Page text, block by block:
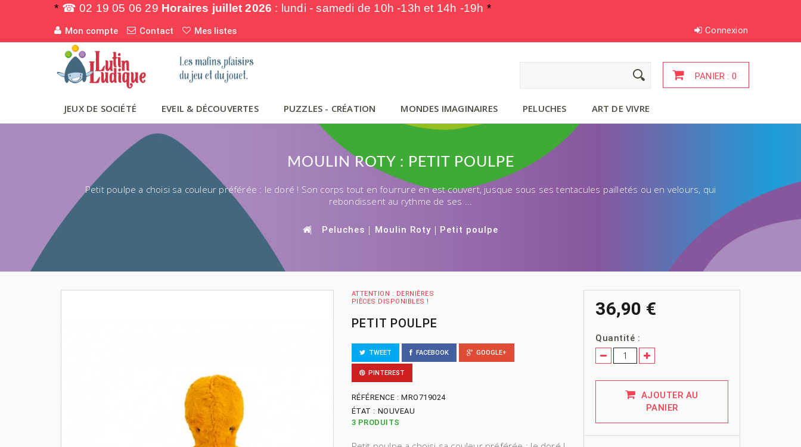
* ☎ 02 19 05 06 29 Horaires juillet 2026 : lundi - samedi de 10h -13h et 14h -19h *
Mon compte Contact Mes listes Connexion
PANIER : 0
JEUX DE SOCIÉTÉ EVEIL & DÉCOUVERTES PUZZLES - CRÉATION MONDES IMAGINAIRES PELUCHES ART DE VIVRE
MOULIN ROTY : PETIT POULPE
Petit poulpe a choisi sa couleur préférée : le doré ! Son corps tout en fourrure en est couvert, jusque sous ses tentacules pailletés ou en velours, qui
rebondissent au rythme de ses ...
Peluches Moulin Roty Petit poulpe
ATTENTION : DERNIÈRES
PIÈCES DISPONIBLES !
PETIT POULPE
TWEET FACEBOOK GOOGLE+
PINTEREST
RÉFÉRENCE : MRO719024
ÉTAT : NOUVEAU
3 PRODUITS
36,90 €
Quantité :
AJOUTER AU
PANIER